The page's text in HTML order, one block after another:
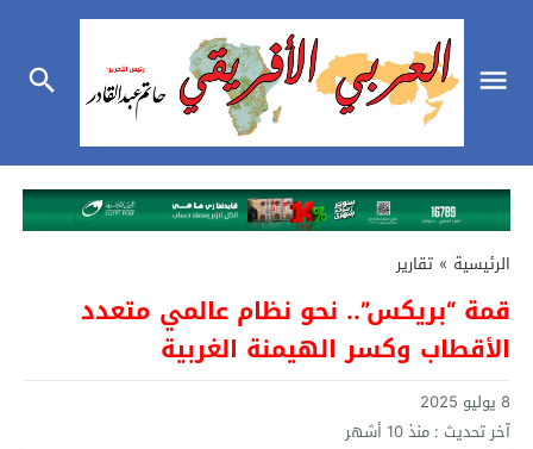
الرئيسية » تقارير
قمة “بريكس”.. نحو نظام عالمي متعدد
الأقطاب وكسر الهيمنة الغربية
8 يوليو 2025
آخر تحديث : منذ 10 أشهر